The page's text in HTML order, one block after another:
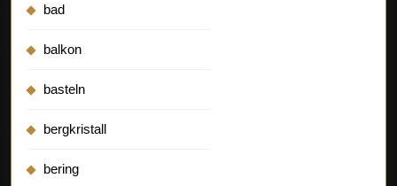
bad
balkon
basteln
bergkristall
bering